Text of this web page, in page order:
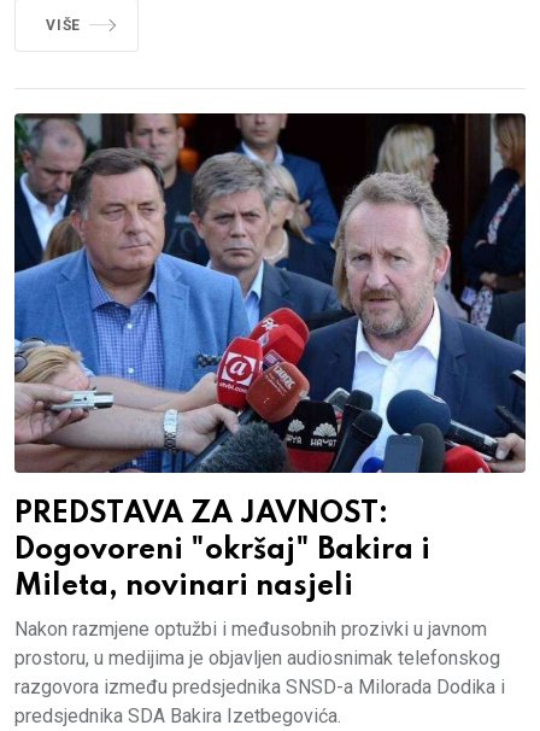
VIŠE
PREDSTAVA ZA JAVNOST:
Dogovoreni "okršaj" Bakira i
Mileta, novinari nasjeli
Nakon razmjene optužbi i međusobnih prozivki u javnom
prostoru, u medijima je objavljen audiosnimak telefonskog
razgovora između predsjednika SNSD-a Milorada Dodika i
predsjednika SDA Bakira Izetbegovića.